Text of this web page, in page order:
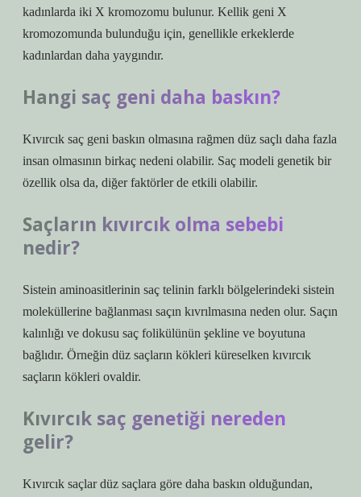
kadınlarda iki X kromozomu bulunur. Kellik geni X
kromozomunda bulunduğu için, genellikle erkeklerde
kadınlardan daha yaygındır.
Hangi saç geni daha baskın?
Kıvırcık saç geni baskın olmasına rağmen düz saçlı daha fazla
insan olmasının birkaç nedeni olabilir. Saç modeli genetik bir
özellik olsa da, diğer faktörler de etkili olabilir.
Saçların kıvırcık olma sebebi
nedir?
Sistein aminoasitlerinin saç telinin farklı bölgelerindeki sistein
moleküllerine bağlanması saçın kıvrılmasına neden olur. Saçın
kalınlığı ve dokusu saç folikülünün şekline ve boyutuna
bağlıdır. Örneğin düz saçların kökleri küreselken kıvırcık
saçların kökleri ovaldir.
Kıvırcık saç genetiği nereden
gelir?
Kıvırcık saçlar düz saçlara göre daha baskın olduğundan,